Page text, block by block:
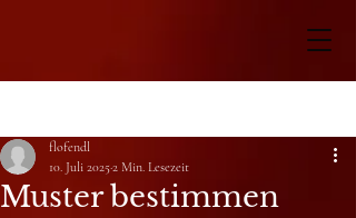
Muster bestimmen
flofendl
10. Juli 20252 Min. Lesezeit